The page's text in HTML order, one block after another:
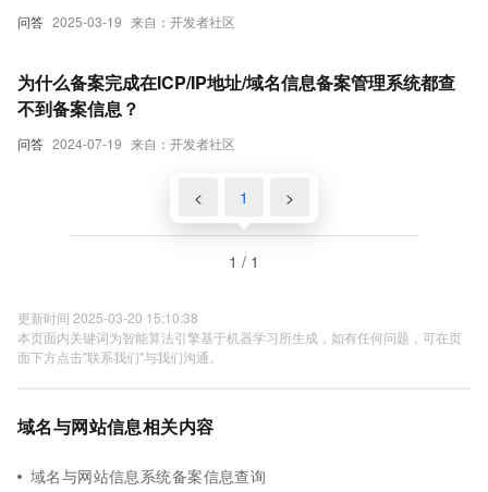
问答 2025-03-19 来自：开发者社区
问答 2024-07-19 来自：开发者社区
为什么备案完成在ICP/IP地址/域名信息备案管理系统都查
不到备案信息？
< 1 >
1 / 1
更新时间 2025-03-20 15:10:38
本页面内关键词为智能算法引擎基于机器学习所生成，如有任何问题，可在页
面下方点击"联系我们"与我们沟通。
域名与网站信息相关内容
域名与网站信息系统备案信息查询